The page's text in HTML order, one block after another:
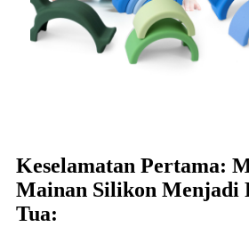
Keselamatan Pertama:
Mainan Silikon Menjadi
Tua: